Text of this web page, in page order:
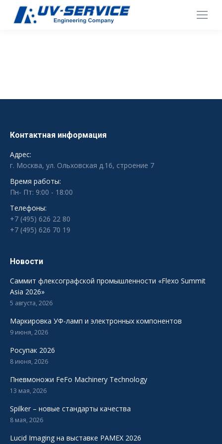
Контактная информация
Адрес:
г. Москва, ул. Ольховская д.16, строение 7
Время работы:
Пн- Пт: 9:00 - 18:00
Телефоны:
+7 (495) 626 22 80
+7 (495) 626 70 19
Новости
Саммит флексографской промышленности «Flexo Summit
Asia 2026»
5 августа, 2026
Маркировка УФ-ламп и электронных компонентов
9 июня, 2026
Росупак 2026
8 июня, 2026
Пневмоножи FeFo Machinery Technology
13 мая, 2026
Spilker – новые стандарты качества
8 мая, 2026
Lucid Imaging на выставке PAMEX 2026